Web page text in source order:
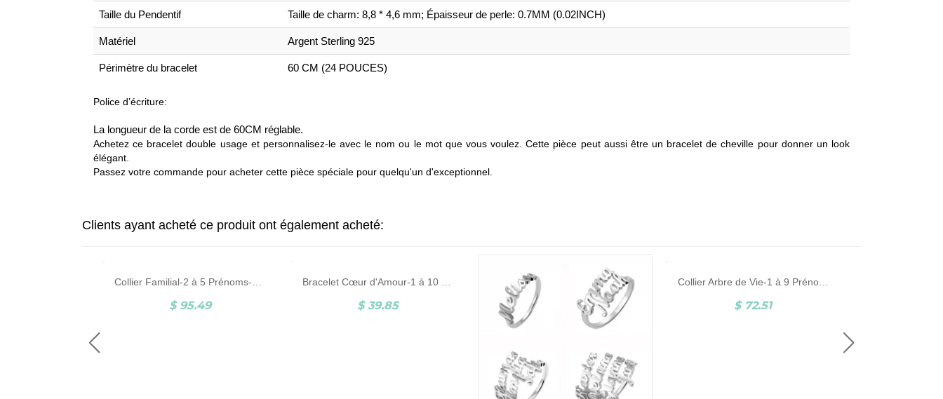
Taille du Pendentif Taille de charm: 8,8 * 4,6 mm; Épaisseur de perle: 0.7MM (0.02INCH)
Matériel Argent Sterling 925
Périmètre du bracelet 60 CM (24 POUCES)
Police d’écriture:
La longueur de la corde est de 60CM réglable.
Achetez ce bracelet double usage et personnalisez-le avec le nom ou le mot que vous voulez. Cette pièce peut aussi être un bracelet de cheville pour donner un look
élégant.
Passez votre commande pour acheter cette pièce spéciale pour quelqu'un d'exceptionnel.
Clients ayant acheté ce produit ont également acheté:
$ 95.49 $ 39.85
Collier Arbre de Vie-1 à 9 Prénoms-Argent
$ 72.51